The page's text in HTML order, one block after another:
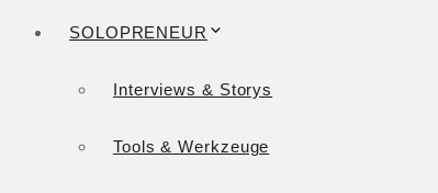
SOLOPRENEUR
Interviews & Storys
Tools & Werkzeuge